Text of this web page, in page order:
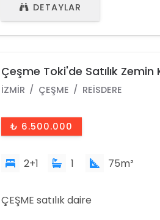
HAVUZ BAŞI ALANI VARDIR.
YÜRÜME MESAFESİNDEDİR.
DETAYLAR
Çeşme Toki'de Satılık Zemin
İZMIR ÇEŞME REISDERE
₺ 6.500.000
2+1 1 75m²
ÇEŞME satılık daire